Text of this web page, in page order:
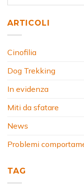
ARTICOLI
Cinofilia
Dog Trekking
In evidenza
Miti da sfatare
News
Problemi
TAG